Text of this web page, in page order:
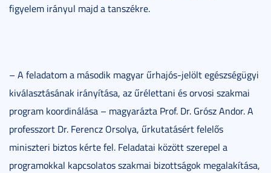
figyelem irányul majd a tanszékre.
– A feladatom a második magyar űrhajós-jelölt egészségügyi
kiválasztásának irányítása, az űrélettani és orvosi szakmai
program koordinálása – magyarázta Prof. Dr. Grósz Andor. A
professzort Dr. Ferencz Orsolya, űrkutatásért felelős
miniszteri biztos kérte fel. Feladatai között szerepel a
programokkal kapcsolatos szakmai bizottságok megalakítása,